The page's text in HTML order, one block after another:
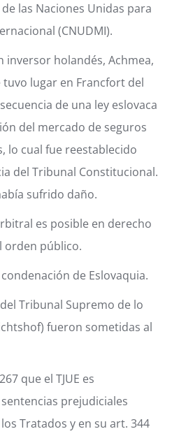
las Naciones Unidas para
(CNUDMI).
holandés, Achmea,
tuvo lugar en Francfort del
de una ley eslovaca
del mercado de seguros
lo cual fue reestablecido
del Tribunal Constitucional.
sufrido daño.
es posible en derecho
orden público.
de Eslovaquia.
Tribunal Supremo de lo
fueron sometidas al
que el TJUE es
prejudiciales
Tratados y en su art. 344